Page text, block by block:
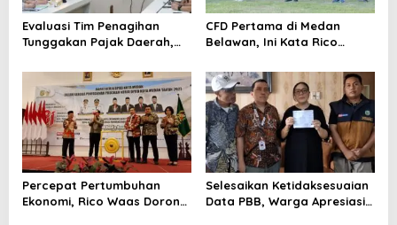
Evaluasi Tim Penagihan
Tunggakan Pajak Daerah,
Tagih Rp 1,4 M pada Juli
2026
CFD Pertama di Medan
Belawan, Ini Kata Rico
Percepat Pertumbuhan
Ekonomi, Rico Waas Dorong
Selesaikan Ketidaksesuaian
Data PBB, Warga Apresiasi